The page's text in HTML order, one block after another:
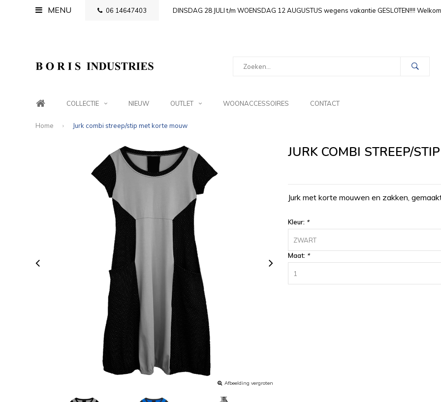
MENU 06 14647403 DINSDAG 28 JULI t/m WOENSDAG 12 AUGUSTUS wegens vakantie GESLOTEN!!!!
COLLECTIE NIEUW OUTLET WOONACCESSOIRES CONTACT
Home Jurk combi streep/stip met korte mouw
Afbeelding vergroten
JURK COMBI STREEP/
Jurk met korte mouwen en zakken,
Kleur: *
ZWART
Maat: *
1